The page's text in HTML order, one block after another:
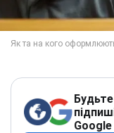
Google